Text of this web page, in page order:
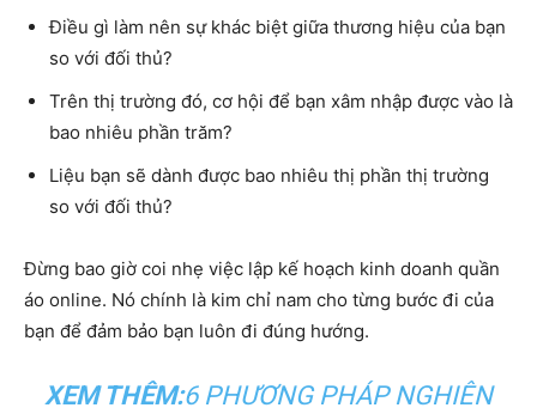
Điều gì làm nên sự khác biệt giữa thương hiệu của bạn
so với đối thủ?
Trên thị trường đó, cơ hội để bạn xâm nhập được vào là
bao nhiêu phần trăm?
Liệu bạn sẽ dành được bao nhiêu thị phần thị trường
so với đối thủ?
Đừng bao giờ coi nhẹ việc lập kế hoạch kinh doanh quần
áo online. Nó chính là kim chỉ nam cho từng bước đi của
bạn để đảm bảo bạn luôn đi đúng hướng.
XEM THÊM:6 PHƯƠNG PHÁP NGHIÊN